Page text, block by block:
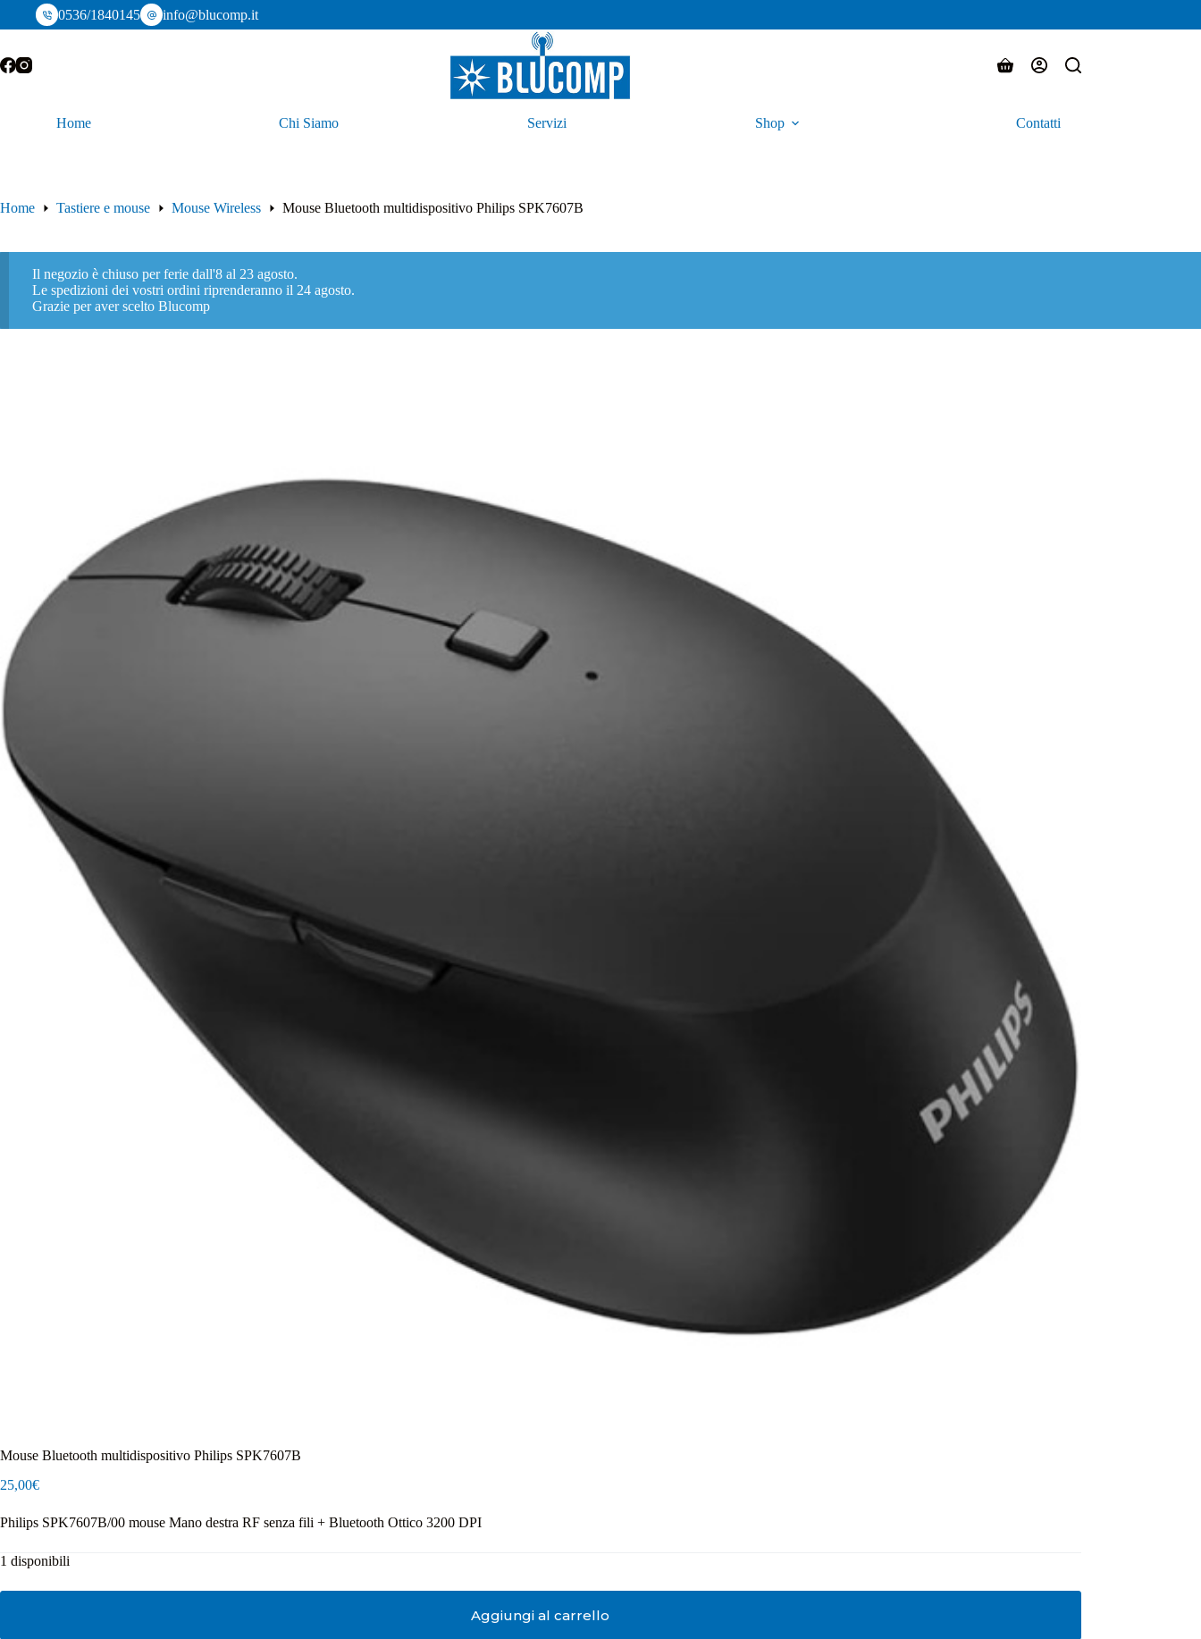
0536/1840145 info@blucomp.it
Carrello
Home Chi Siamo Servizi Shop Contatti
Home Tastiere e mouse Mouse Wireless Mouse Bluetooth multidispositivo Philips SPK7607B
Il negozio è chiuso per ferie dall'8 al 23 agosto.
Le spedizioni dei vostri ordini riprenderanno il 24 agosto.
Grazie per aver scelto Blucomp
Mouse Bluetooth multidispositivo Philips SPK7607B
25,00€
Philips SPK7607B/00 mouse Mano destra RF senza fili + Bluetooth Ottico 3200 DPI
1 disponibili
Aggiungi al carrello